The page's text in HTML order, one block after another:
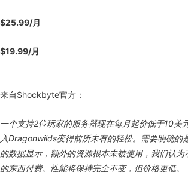
$25.99/月
$19.99/月
来自Shockbyte官方：
一个支持2位玩家的服务器现在每月起价低于10美
入Dragonwilds变得前所未有的轻松。需要明确的
的数据显示，额外的资源根本未被使用，我们认
的东西付费。性能将保持完全不变，但价格更低。